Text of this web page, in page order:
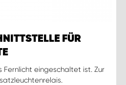
FÜR
Fernlicht eingeschaltet ist. Zur